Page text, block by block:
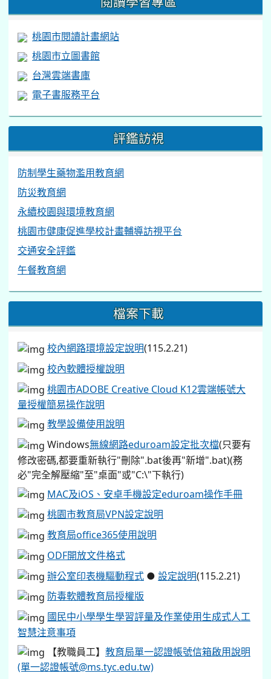
桃園市閱讀計畫網站
桃園市立圖書館
台灣雲端書庫
電子書服務平台
評鑑訪視
防制學生藥物濫用教育網
防災教育網
永續校園與環境教育網
桃園市健康促進學校計畫輔導訪視平台
交通安全評鑑
午餐教育網
檔案下載
校內網路環境設定說明(115.2.21)
校內軟體授權說明
桃園市ADOBE Creative Cloud K12雲端帳號大
量授權簡易操作說明
教學設備使用說明
Windows無線網路eduroam設定批次檔(只要有
修改密碼,都要重新執行"刪除".bat後再"新增".bat)(務
必"完全解壓縮"至"桌面"或"C:\"下執行)
MAC及iOS、安卓手機設定eduroam操作手冊
桃園市教育局VPN設定說明
教育局office365使用說明
ODF開放文件格式
辦公室印表機驅動程式 ● 設定說明(115.2.21)
防毒軟體教育局授權版
國民中小學學生學習評量及作業使用生成式人工
智慧注意事項
【教職員工】 教育局單一認證帳號信箱啟用說明
(單一認證帳號@ms.tyc.edu.tw)